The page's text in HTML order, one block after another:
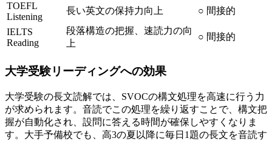
TOEFL
Listening
長い英文の保持力向上 ○ 間接的
IELTS
Reading
段落構造の把握、速読力の向
上
○ 間接的
大学受験リーディングへの効果
大学受験の長文読解では、SVOCの構文処理を高速に行う力
が求められます。音読でこの処理を繰り返すことで、構文把
握が自動化され、設問に答える時間が確保しやすくなりま
す。大手予備校でも、高3の夏以降に毎日1題の長文を音読す